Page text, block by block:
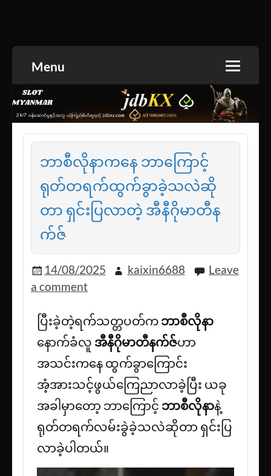
ဝတ္ထုတို
Menu
ဘာစီလိုနာကနေ ဘာကြောင့်
ရုတ်တရက်ထွက်ခွာခဲ့သလဲဆို
တာ ရှင်းပြလာတဲ့ အီနီဂိုမာတီန
က်ဇ်
14/08/2025 kaixin6688
Leave
a comment
ပြီးခဲ့တဲ့ရက်သတ္တပတ်က ဘာစီလိုနာ
နောက်ခံလူ အီနီဂိုမာတီနက်ဇ်ဟာ
အသင်းကနေ ထွက်ခွာကြောင်း
အံ့အားသင့်ဖွယ်ကြေညာလာခဲ့ပြီး ယခု
အခါမှာ‌တော့ ဘာကြောင့် ဘာစီလိုနာနဲ့
ရုတ်တရက်လမ်းခွဲခဲ့သလဲဆိုတာ ရှင်းပြ
လာခဲ့ပါတယ်။